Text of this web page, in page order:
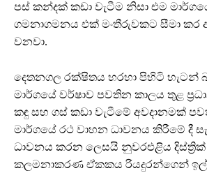
පස් කන්දක් කඩා වැටීම නිසා එම
ගමනාගමනය එක් මංතීරුවකට සීමා කර
වනවා.
දෙතනගල රක්ෂිතය හරහා පිහිටි හැටන්
මාර්ගයේ වර්ෂාව පවතින කාලය තුළ
කඳු සහ ගස් කඩා වැටීමේ අවදානමක්
මාර්ගයේ රථ වාහන ධාවනය කිරීමේ දී
ධාවනය කරන ලෙසයි නුවරඑළිය දිස්ත්‍රික්
කලමනාකරණ ඒකකය රියදුරන්ගෙන්